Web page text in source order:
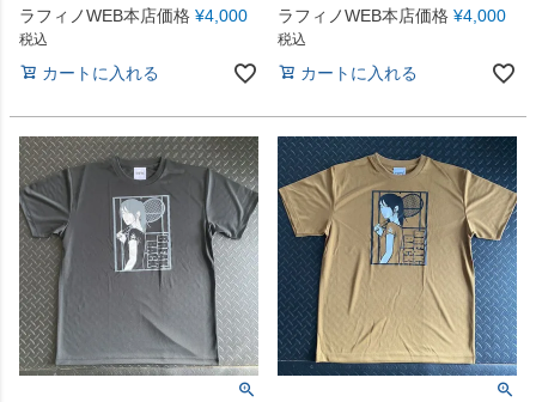
ラフィノWEB本店価格 ¥4,000
税込
カートに入れる
ラフィノWEB本店価格 ¥4,000
税込
カートに入れる